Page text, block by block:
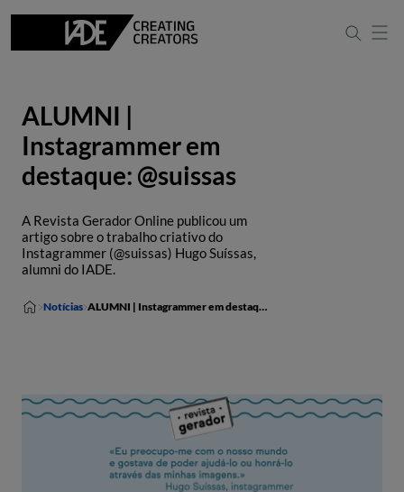
ALUMNI |
Instagrammer em
destaque: @suissas
A Revista Gerador Online publicou um
artigo sobre o trabalho criativo do
Instagrammer (@suissas) Hugo Suíssas,
alumni do IADE.
Notícias ALUMNI | Instagrammer em destaque: @suissas